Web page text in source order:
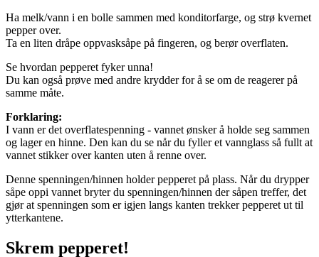
Ha melk/vann i en bolle sammen med konditorfarge, og strø kvernet
pepper over.
Ta en liten dråpe oppvasksåpe på fingeren, og berør overflaten.
Se hvordan pepperet fyker unna!
Du kan også prøve med andre krydder for å se om de reagerer på
samme måte.
Forklaring:
I vann er det overflatespenning - vannet ønsker å holde seg sammen
og lager en hinne. Den kan du se når du fyller et vannglass så fullt at
vannet stikker over kanten uten å renne over.
Denne spenningen/hinnen holder pepperet på plass. Når du drypper
såpe oppi vannet bryter du spenningen/hinnen der såpen treffer, det
gjør at spenningen som er igjen langs kanten trekker pepperet ut til
ytterkantene.
Skrem pepperet!